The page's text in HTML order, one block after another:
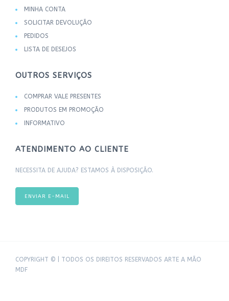
MINHA CONTA
SOLICITAR DEVOLUÇÃO
PEDIDOS
LISTA DE DESEJOS
OUTROS SERVIÇOS
COMPRAR VALE PRESENTES
PRODUTOS EM PROMOÇÃO
INFORMATIVO
ATENDIMENTO AO CLIENTE
NECESSITA DE AJUDA? ESTAMOS À DISPOSIÇÃO.
ENVIAR E-MAIL
COPYRIGHT © | TODOS OS DIREITOS RESERVADOS ARTE A MÃO
MDF